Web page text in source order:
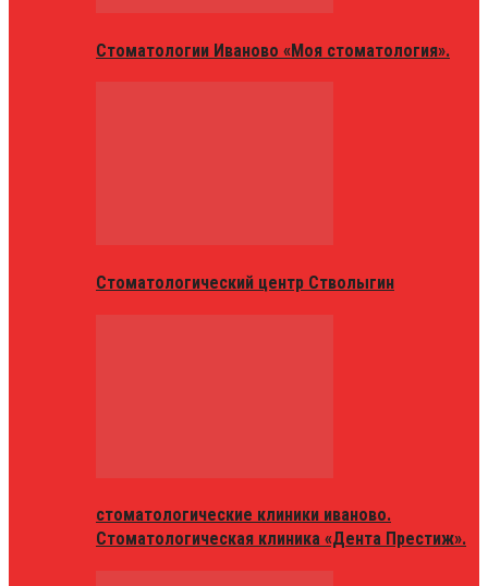
Стоматологии Иваново «Моя стоматология».
Стоматологический центр Стволыгин
стоматологические клиники иваново.
Стоматологическая клиника «Дента Престиж».